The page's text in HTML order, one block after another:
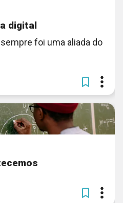
digital
foi uma aliada do